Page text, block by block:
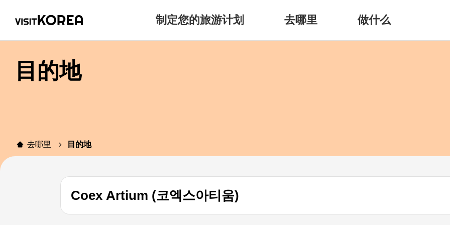
制定您的旅游计划 去哪里 做什么
目的地
去哪里 目的地
Coex Artium (코엑스아티움)